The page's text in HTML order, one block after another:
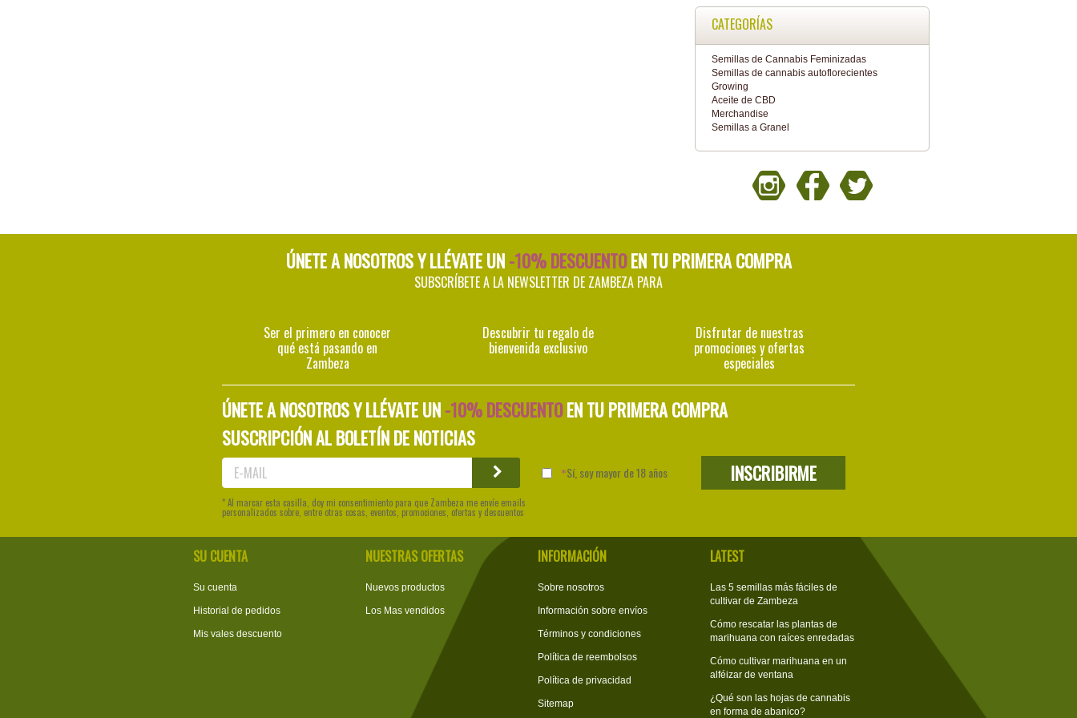
CATEGORÍAS
Semillas de Cannabis Feminizadas
Semillas de cannabis autoflorecientes
Growing
Aceite de CBD
Merchandise
Semillas a Granel
ÚNETE A NOSOTROS Y LLÉVATE UN-10% DESCUENTOEN TU PRIMERA COMPRA
SUBSCRÍBETE A LA NEWSLETTER DE ZAMBEZA PARA
Ser el primero en conocer
qué está pasando en
Zambeza
Descubrir tu regalo de
bienvenida exclusivo
Disfrutar de nuestras
promociones y ofertas
especiales
ÚNETE A NOSOTROS Y LLÉVATE UN-10% DESCUENTOEN TU PRIMERA COMPRA
SUSCRIPCIÓN AL BOLETÍN DE NOTICIAS
Sí, soy mayor de 18 años
* Al marcar esta casilla, doy mi consentimiento para que Zambeza me envíe emails
personalizados sobre, entre otras cosas, eventos, promociones, ofertas y descuentos
SU CUENTA
Su cuenta
Historial de pedidos
Mis vales descuento
NUESTRAS OFERTAS
Nuevos productos
Los Mas vendidos
INFORMACIÓN
Sobre nosotros
Información sobre envíos
Términos y condiciones
Política de reembolsos
Política de privacidad
Sitemap
LATEST
Las 5 semillas más fáciles de
cultivar de Zambeza
Cómo rescatar las plantas de
marihuana con raíces enredadas
Cómo cultivar marihuana en un
alféizar de ventana
¿Qué son las hojas de cannabis
en forma de abanico?